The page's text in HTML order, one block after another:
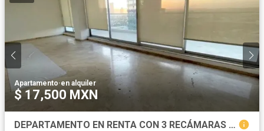
Apartamento·en alquiler
$ 17,500 MXN
DEPARTAMENTO EN RENTA CON 3 RECÁMARAS EN ZONA LOMAS DE ANGELÓPOLIS